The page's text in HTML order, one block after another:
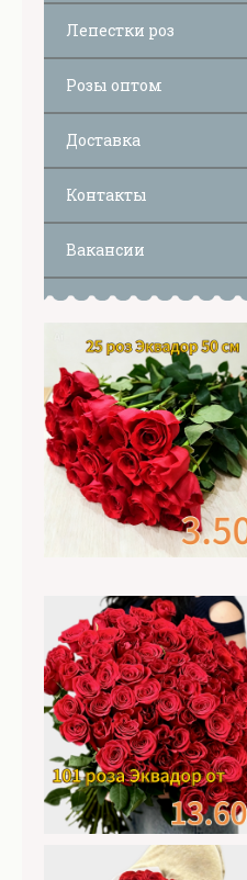
Лепестки роз
Розы оптом
Доставка
Контакты
Вакансии